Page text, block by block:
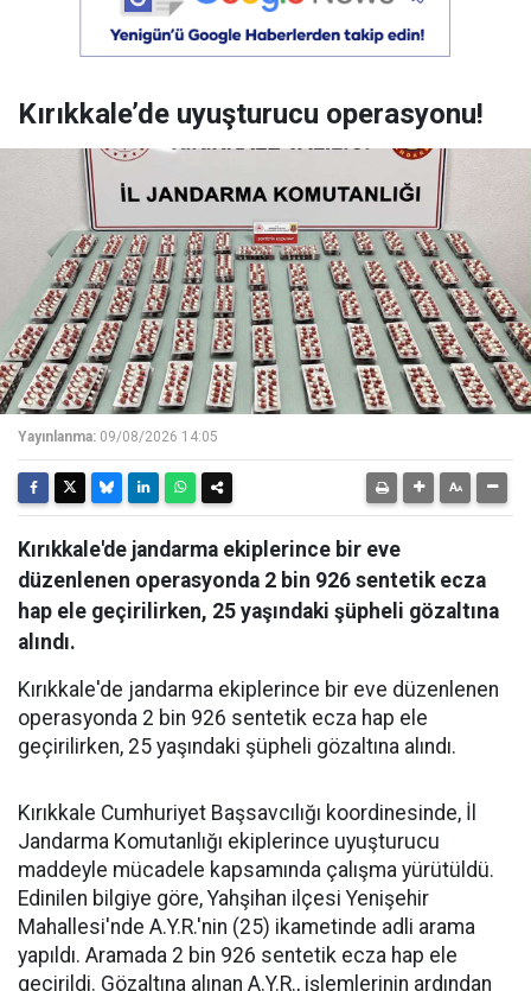
Kırıkkale’de uyuşturucu operasyonu!
Yayınlanma: 09/08/2026 14:05
Kırıkkale'de jandarma ekiplerince bir eve
düzenlenen operasyonda 2 bin 926 sentetik ecza
hap ele geçirilirken, 25 yaşındaki şüpheli gözaltına
alındı.
Kırıkkale'de jandarma ekiplerince bir eve düzenlenen
operasyonda 2 bin 926 sentetik ecza hap ele
geçirilirken, 25 yaşındaki şüpheli gözaltına alındı.
Kırıkkale Cumhuriyet Başsavcılığı koordinesinde, İl
Jandarma Komutanlığı ekiplerince uyuşturucu
maddeyle mücadele kapsamında çalışma yürütüldü.
Edinilen bilgiye göre, Yahşihan ilçesi Yenişehir
Mahallesi'nde A.Y.R.'nin (25) ikametinde adli arama
yapıldı. Aramada 2 bin 926 sentetik ecza hap ele
geçirildi. Gözaltına alınan A.Y.R., işlemlerinin ardından